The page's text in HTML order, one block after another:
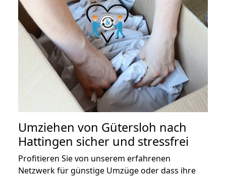
Umziehen von Gütersloh nach
Hattingen sicher und stressfrei
Profitieren Sie von unserem erfahrenen
Netzwerk für günstige Umzüge oder dass ihre